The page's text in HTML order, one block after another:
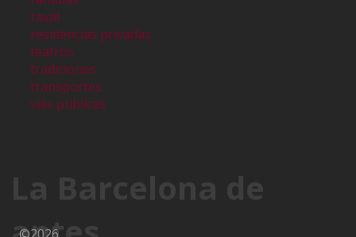
raval
residencias privadas
teatros
tradiciones
transportes
vias publicas
La Barcelona de